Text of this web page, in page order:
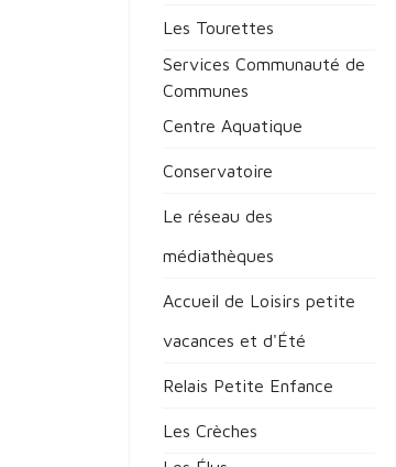
Les Tourettes
Services Communauté de
Communes
Centre Aquatique
Conservatoire
Le réseau des
médiathèques
Accueil de Loisirs petite
vacances et d'Été
Relais Petite Enfance
Les Crèches